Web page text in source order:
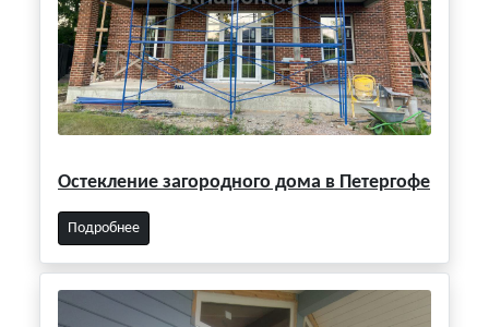
Остекление загородного дома в Петергофе
Подробнее